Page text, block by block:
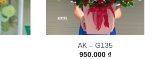
AK – G135
950.000 ₫